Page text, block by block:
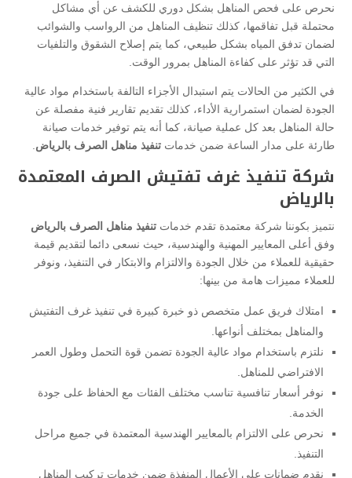
نحرص على فحص المناهل بشكل دوري للكشف عن أي مشاكل
محتملة قبل تفاقمها، كذلك تنظيف المناهل من الرواسب والشوائب
لضمان تدفق المياه بشكل طبيعي، كما يتم إصلاح الشقوق والتلفيات
التي قد تؤثر على كفاءة المناهل بمرور الوقت.
في الكثير من الحالات يتم استبدال الأجزاء التالفة باستخدام مواد عالية
الجودة لضمان استمرارية الأداء، كذلك تقديم تقارير فنية مفصلة عن
حالة المناهل بعد كل عملية صيانة، كما أنه يتم توفير خدمات صيانة
طارئة على مدار الساعة ضمن خدمات تنفيذ مناهل الصرف بالرياض
شركة تنفيذ غرف تفتيش الصرف المعتمدة
بالرياض
نتميز بكوننا شركة معتمدة تقدم خدمات تنفيذ مناهل الصرف بالرياض
وفق أعلى المعايير المهنية والهندسية، حيث نسعى دائما لتقديم قيمة
حقيقية للعملاء من خلال الجودة والالتزام والابتكار في التنفيذ، ونوفر
للعملاء مميزات هامة من بينها:
امتلاك فريق عمل متخصص ذو خبرة كبيرة في تنفيذ غرف التفتيش
والمناهل بمختلف أنواعها.
نلتزم باستخدام مواد عالية الجودة تضمن قوة التحمل وطول العمر
الافتراضي للمناهل.
نوفر أسعار تنافسية تناسب مختلف الفئات مع الحفاظ على جودة
الخدمة.
نحرص على الالتزام بالمعايير الهندسية المعتمدة في جميع مراحل
التنفيذ.
نقدم ضمانات على الأعمال المنفذة ضمن خدمات تركيب المناهل